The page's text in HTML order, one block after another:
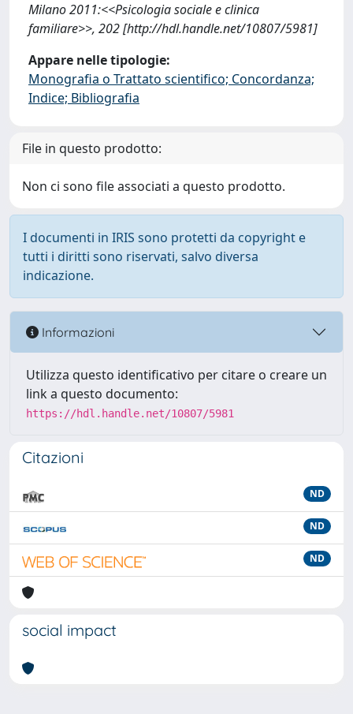
Milano 2011:<<Psicologia sociale e clinica
familiare>>, 202 [http://hdl.handle.net/10807/5981]
Appare nelle tipologie:
Monografia o Trattato scientifico; Concordanza;
Indice; Bibliografia
File in questo prodotto:
Non ci sono file associati a questo prodotto.
I documenti in IRIS sono protetti da copyright e
tutti i diritti sono riservati, salvo diversa
indicazione.
Informazioni
Utilizza questo identificativo per citare o creare un
link a questo documento:
https://hdl.handle.net/10807/5981
Citazioni
ND
ND
ND
social impact